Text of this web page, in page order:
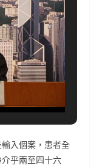
入個案，患者全
乎兩至四十六